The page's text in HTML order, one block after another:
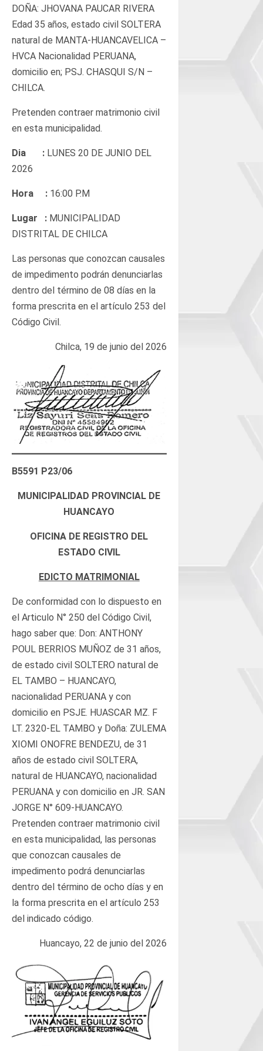
DOÑA: JHOVANA PAUCAR RIVERA
Edad 35 años, estado civil SOLTERA
natural de MANTA-HUANCAVELICA –
HVCA Nacionalidad PERUANA,
domicilio en; PSJ. CHASQUI S/N –
CHILCA.
Pretenden contraer matrimonio civil
en esta municipalidad.
Dia : LUNES 20 DE JUNIO DEL
2026
Hora : 16:00 P.M
Lugar : MUNICIPALIDAD
DISTRITAL DE CHILCA
Las personas que conozcan causales
de impedimento podrán denunciarlas
dentro del término de 08 días en la
forma prescrita en el artículo 253 del
Código Civil.
Chilca, 19 de junio del 2026
B5591 P23/06
MUNICIPALIDAD PROVINCIAL DE
HUANCAYO
OFICINA DE REGISTRO DEL
ESTADO CIVIL
EDICTO MATRIMONIAL
De conformidad con lo dispuesto en
el Articulo N° 250 del Código Civil,
hago saber que: Don: ANTHONY
POUL BERRIOS MUÑOZ de 31 años,
de estado civil SOLTERO natural de
EL TAMBO – HUANCAYO,
nacionalidad PERUANA y con
domicilio en PSJE. HUASCAR MZ. F
LT. 2320-EL TAMBO y Doña: ZULEMA
XIOMI ONOFRE BENDEZU, de 31
años de estado civil SOLTERA,
natural de HUANCAYO, nacionalidad
PERUANA y con domicilio en JR. SAN
JORGE N° 609-HUANCAYO.
Pretenden contraer matrimonio civil
en esta municipalidad, las personas
que conozcan causales de
impedimento podrá denunciarlas
dentro del término de ocho días y en
la forma prescrita en el artículo 253
del indicado código.
Huancayo, 22 de junio del 2026